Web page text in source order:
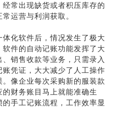
常出现缺货或者积压库存的
运营与利润获取。
化软件后，情况发生了极大
件的自动记账功能发挥了大
销售收款等业务，只需录入
凭证，大大减少了人工操作
像企业每次采购新的服装款
财务账目马上就能准确生
手工记账流程，工作效率显